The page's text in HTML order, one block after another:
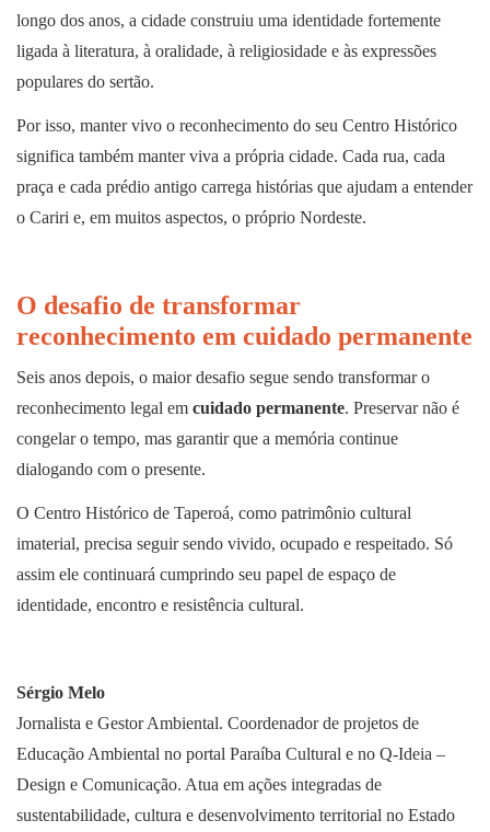
longo dos anos, a cidade construiu uma identidade fortemente
ligada à literatura, à oralidade, à religiosidade e às expressões
populares do sertão.
Por isso, manter vivo o reconhecimento do seu Centro Histórico
significa também manter viva a própria cidade. Cada rua, cada
praça e cada prédio antigo carrega histórias que ajudam a entender
o Cariri e, em muitos aspectos, o próprio Nordeste.
O desafio de transformar
reconhecimento em cuidado permanente
Seis anos depois, o maior desafio segue sendo transformar o
reconhecimento legal em cuidado permanente. Preservar não é
congelar o tempo, mas garantir que a memória continue
dialogando com o presente.
O Centro Histórico de Taperoá, como patrimônio cultural
imaterial, precisa seguir sendo vivido, ocupado e respeitado. Só
assim ele continuará cumprindo seu papel de espaço de
identidade, encontro e resistência cultural.
Sérgio Melo
Jornalista e Gestor Ambiental. Coordenador de projetos de
Educação Ambiental no portal Paraíba Cultural e no Q-Ideia –
Design e Comunicação. Atua em ações integradas de
sustentabilidade, cultura e desenvolvimento territorial no Estado